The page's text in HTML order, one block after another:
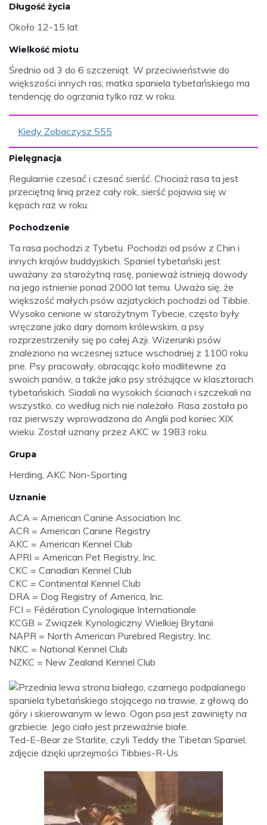
Długość życia
Około 12-15 lat
Wielkość miotu
Średnio od 3 do 6 szczeniąt. W przeciwieństwie do
większości innych ras, matka spaniela tybetańskiego ma
tendencję do ogrzania tylko raz w roku.
Kiedy Zobaczysz 555
Pielęgnacja
Regularnie czesać i czesać sierść. Chociaż rasa ta jest
przeciętną linią przez cały rok, sierść pojawia się w
kępach raz w roku.
Pochodzenie
Ta rasa pochodzi z Tybetu. Pochodzi od psów z Chin i
innych krajów buddyjskich. Spaniel tybetański jest
uważany za starożytną rasę, ponieważ istnieją dowody
na jego istnienie ponad 2000 lat temu. Uważa się, że
większość małych psów azjatyckich pochodzi od Tibbie.
Wysoko cenione w starożytnym Tybecie, często były
wręczane jako dary domom królewskim, a psy
rozprzestrzeniły się po całej Azji. Wizerunki psów
znaleziono na wczesnej sztuce wschodniej z 1100 roku
pne. Psy pracowały, obracając koło modlitewne za
swoich panów, a także jako psy stróżujące w klasztorach
tybetańskich. Siadali na wysokich ścianach i szczekali na
wszystko, co według nich nie należało. Rasa została po
raz pierwszy wprowadzona do Anglii pod koniec XIX
wieku. Został uznany przez AKC w 1983 roku.
Grupa
Herding, AKC Non-Sporting
Uznanie
ACA = American Canine Association Inc.
ACR = American Canine Registry
AKC = American Kennel Club
APRI = American Pet Registry, Inc.
CKC = Canadian Kennel Club
CKC = Continental Kennel Club
DRA = Dog Registry of America, Inc.
FCI = Fédération Cynologique Internationale
KCGB = Związek Kynologiczny Wielkiej Brytanii
NAPR = North American Purebred Registry, Inc.
NKC = National Kennel Club
NZKC = New Zealand Kennel Club
Ted-E-Bear ze Starlite, czyli Teddy the Tibetan Spaniel,
zdjęcie dzięki uprzejmości Tibbies-R-Us